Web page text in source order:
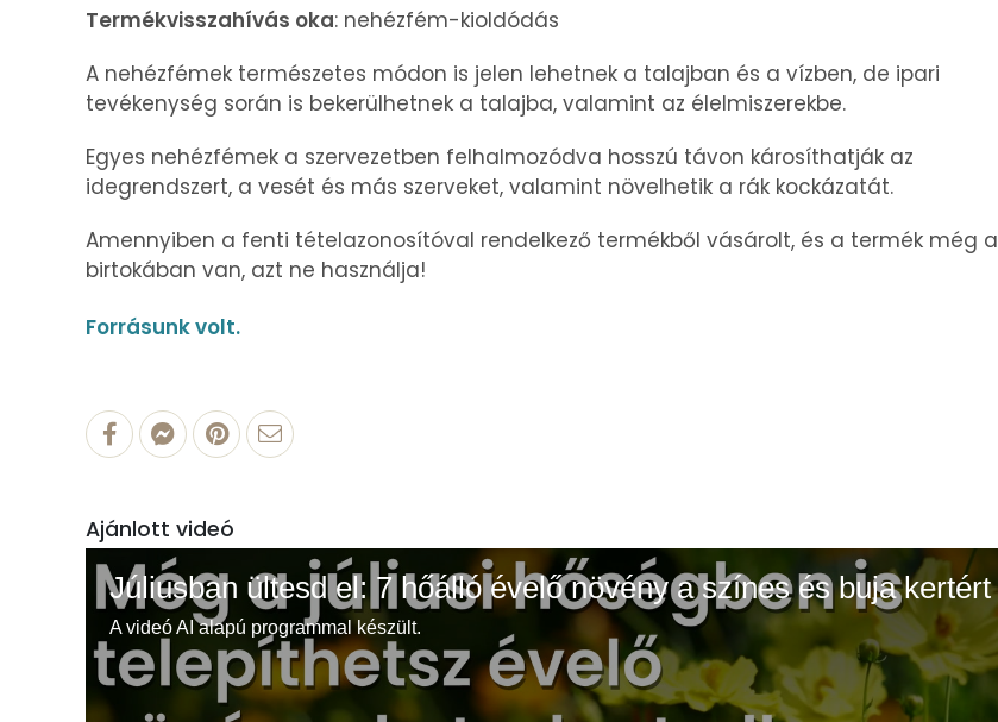
Termékvisszahívás oka: nehézfém-kioldódás
A nehézfémek természetes módon is jelen lehetnek a talajban és a vízben, de ipari
tevékenység során is bekerülhetnek a talajba, valamint az élelmiszerekbe.
Egyes nehézfémek a szervezetben felhalmozódva hosszú távon károsíthatják az
idegrendszert, a vesét és más szerveket, valamint növelhetik a rák kockázatát.
Amennyiben a fenti tételazonosítóval rendelkező termékből vásárolt, és a termék még a
birtokában van, azt ne használja!
Forrásunk volt.
Ajánlott videó
Júliusban ültesd el: 7 hőálló évelő növény a színes és buja kertért
A videó AI alapú programmal készült.